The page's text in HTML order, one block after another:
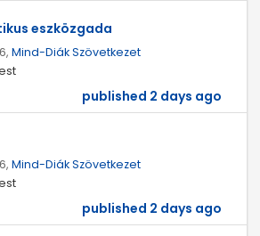
eszközgada
Mind-Diák Szövetkezet
published 2 days ago
Mind-Diák Szövetkezet
published 2 days ago